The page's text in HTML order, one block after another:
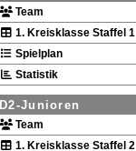
Team
1. Kreisklasse Staffel 1
Spielplan
Statistik
D2-Junioren
Team
1. Kreisklasse Staffel 2